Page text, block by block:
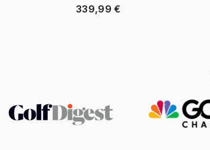
339,99 €